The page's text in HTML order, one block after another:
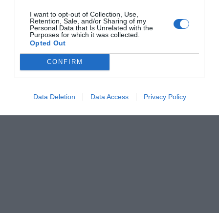
I want to opt-out of Collection, Use,
Retention, Sale, and/or Sharing of my
Personal Data that Is Unrelated with the
Purposes for which it was collected.
Opted Out
CONFIRM
Data Deletion Data Access Privacy Policy
Children en 2025 i les accions als instituts evidencien
la urgència de la situació. "És imprescindible abordar
aquest assumpte de manera directa i realista, amb
especialistes de referència que ens formen”, ha
subratllat el dirigent.